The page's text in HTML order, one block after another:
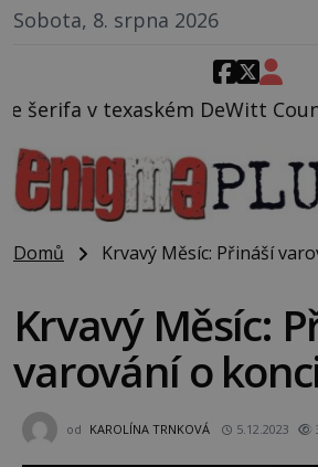
Sobota, 8. srpna 2026
County pořizuje video,
Domů Krvavý Měsíc: Přináší
Krvavý Měsíc:
varování o
od KAROLÍNA TRNKOVÁ 5.12.2023